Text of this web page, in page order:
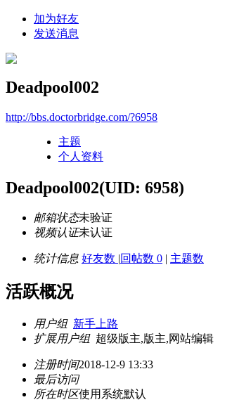
加为好友
发送消息
Deadpool002
http://bbs.doctorbridge.com/?6958
主题
个人资料
Deadpool002(UID: 6958)
邮箱状态未验证
视频认证未认证
统计信息 好友数 |回帖数 0 | 主题数
活跃概况
用户组 新手上路
扩展用户组 超级版主,版主,网站编辑
注册时间2018-12-9 13:33
最后访问
所在时区使用系统默认